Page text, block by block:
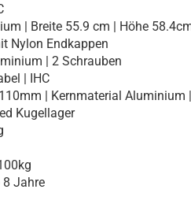
| Breite 55.9 cm | Höhe
Nylon Endkappen
| 2 Schrauben
| IHC
| Kernmaterial Aluminium
Kugellager
8 Jahre